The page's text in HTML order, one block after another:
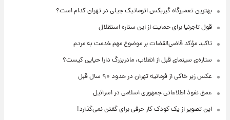
بهترین تعمیرگاه گیربکس اتوماتیک جیلی در تهران کدام است؟
قول تاجرنیا برای حمایت از این ستاره استقلال
تاکید مؤکد قاضی‌القضات بر موضوع مهم خدمت به مردم
ستاره‌ی سینمای قبل از انقلاب، مادربزرگ دارا حیایی کیست؟
عکس زیر خاکی از فرمانیه تهران در حدود ۹۰ سال قبل
عمق نفوذ اطلاعاتی جمهوری اسلامی در اسرائیل
این تصویر از یک کودک کار حرفی برای گفتن نمی‌گذارد!